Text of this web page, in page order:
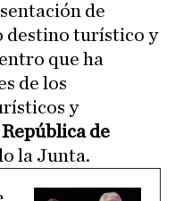
de
destino turístico y
que ha
de los
y
República de
la Junta.